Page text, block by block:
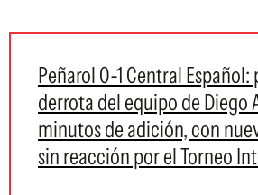
Peñarol 0-1 Central Español:
derrota del equipo de Diego
minutos de adición, con
sin reacción por el Torneo